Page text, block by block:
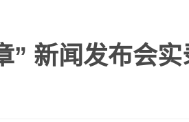
” 新闻发布会实